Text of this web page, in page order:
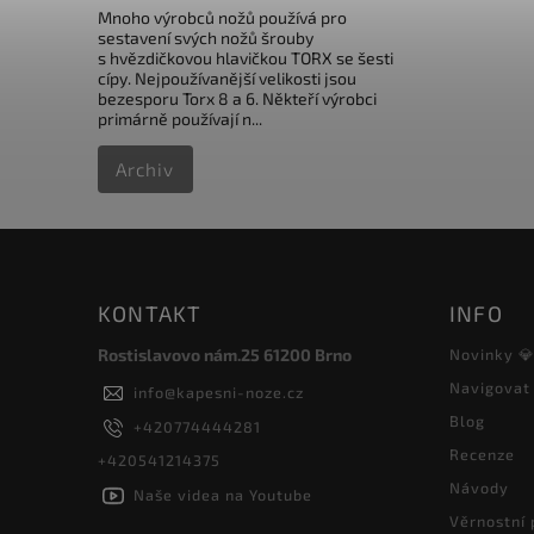
Mnoho výrobců nožů používá pro
sestavení svých nožů šrouby
s hvězdičkovou hlavičkou TORX se šesti
cípy. Nejpoužívanější velikosti jsou
bezesporu Torx 8 a 6. Někteří výrobci
primárně používají n...
Archiv
KONTAKT
Rostislavovo nám.25 61200 Brno
info@kapesni-noze.cz
+420774444281
+420541214375
Naše videa na Youtube
INFO
Novinky 💎
Navigovat
Blog
Recenze
Návody
Věrnostní